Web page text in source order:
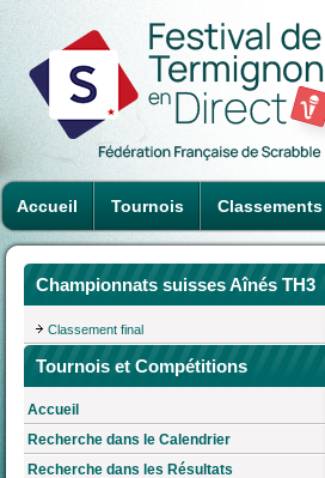
Accueil Tournois Classements
Championnats suisses Aînés TH3
Classement final
Tournois et Compétitions
Accueil
Recherche dans le Calendrier
Recherche dans les Résultats